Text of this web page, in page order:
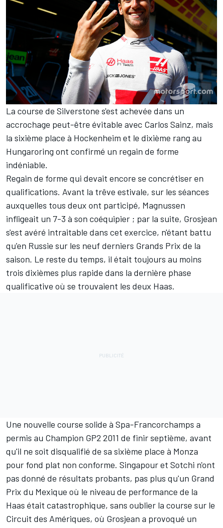
La course de Silverstone s'est achevée dans un
accrochage peut-être évitable avec Carlos Sainz, mais
la sixième place à Hockenheim et le dixième rang au
Hungaroring ont confirmé un regain de forme
indéniable.
Regain de forme qui devait encore se concrétiser en
qualifications. Avant la trêve estivale, sur les séances
auxquelles tous deux ont participé, Magnussen
infligeait un 7-3 à son coéquipier ; par la suite, Grosjean
s'est avéré intraitable dans cet exercice, n'étant battu
qu'en Russie sur les neuf derniers Grands Prix de la
saison. Le reste du temps, il était toujours au moins
trois dixièmes plus rapide dans la dernière phase
qualificative où se trouvaient les deux Haas.
Une nouvelle course solide à Spa-Francorchamps a
permis au Champion GP2 2011 de finir septième, avant
qu'il ne soit disqualifié de sa sixième place à Monza
pour fond plat non conforme. Singapour et Sotchi n'ont
pas donné de résultats probants, pas plus qu'un Grand
Prix du Mexique où le niveau de performance de la
Haas était catastrophique, sans oublier la course sur le
Circuit des Amériques, où Grosjean a provoqué un